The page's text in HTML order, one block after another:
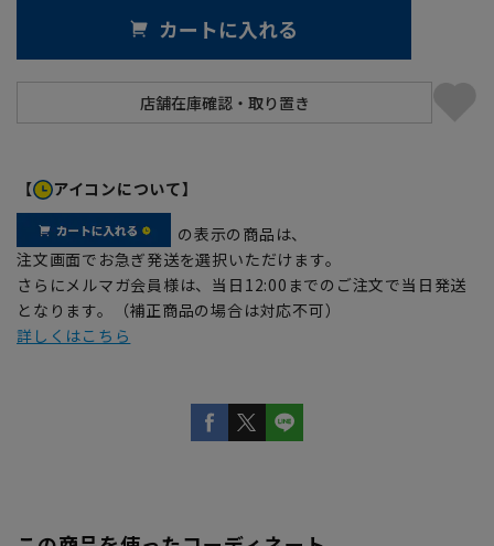
カートに入れる
【 アイコンについて】
の表示の商品は、
注文画面でお急ぎ発送を選択いただけます。
さらにメルマガ会員様は、当日12:00までのご注文で当日発送
となります。（補正商品の場合は対応不可）
詳しくはこちら